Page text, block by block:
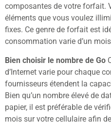
composantes de votre forfait.
éléments que vous voulez
fixes. Ce genre de forfait est
consommation varie d’un mois
Bien choisir le nombre de Go
d’Internet varie pour chaque
fournisseurs étendent la
Bien qu’un nombre élevé de
papier, il est préférable de
mois sur votre cellulaire afin